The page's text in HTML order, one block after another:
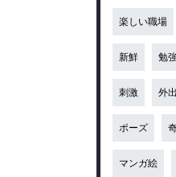
楽しい職場
新鮮 勉
刺激 外出
ポーズ
マンガ絵